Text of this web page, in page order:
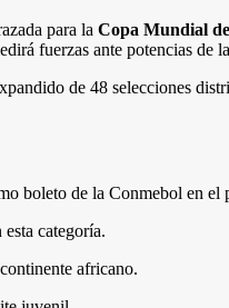
para la Copa Mundial
fuerzas ante potencias de
de 48 selecciones
de la Conmebol en el
categoría.
africano.